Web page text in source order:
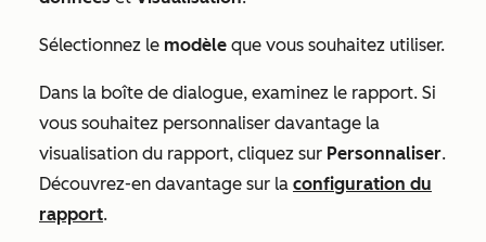
Sélectionnez le modèle que vous souhaitez utiliser.
Dans la boîte de dialogue, examinez le rapport. Si
vous souhaitez personnaliser davantage la
visualisation du rapport, cliquez sur Personnaliser.
Découvrez-en davantage sur la configuration du
rapport.